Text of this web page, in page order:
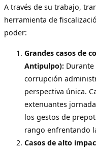
A través de su trabajo,
herramienta de
poder:
Grandes casos de
Antipulpo):
corrupción
perspectiva única.
extenuantes
los gestos de
rango enfrentando
Casos de alto